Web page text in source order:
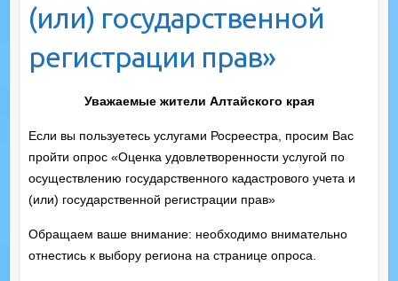
(или) государственной
регистрации прав»
Уважаемые жители Алтайского края
Если вы пользуетесь услугами Росреестра, просим Вас
пройти опрос «Оценка удовлетворенности услугой по
осуществлению государственного кадастрового учета и
(или) государственной регистрации прав»
Обращаем ваше внимание: необходимо внимательно
отнестись к выбору региона на странице опроса.